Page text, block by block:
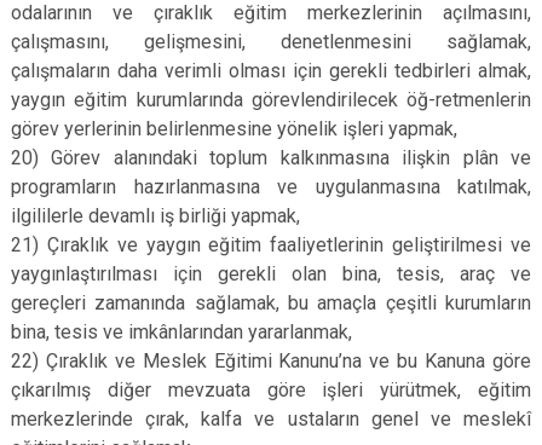
odalarının ve çıraklık eğitim merkezlerinin açılmasını,
çalışmasını, gelişmesini, denetlenmesini sağlamak,
çalışmaların daha verimli olması için gerekli tedbirleri almak,
yaygın eğitim kurumlarında görevlendirilecek öğ-retmenlerin
görev yerlerinin belirlenmesine yönelik işleri yapmak,
20) Görev alanındaki toplum kalkınmasına ilişkin plân ve
programların hazırlanmasına ve uygulanmasına katılmak,
ilgililerle devamlı iş birliği yapmak,
21) Çıraklık ve yaygın eğitim faaliyetlerinin geliştirilmesi ve
yaygınlaştırılması için gerekli olan bina, tesis, araç ve
gereçleri zamanında sağlamak, bu amaçla çeşitli kurumların
bina, tesis ve imkânlarından yararlanmak,
22) Çıraklık ve Meslek Eğitimi Kanunu’na ve bu Kanuna göre
çıkarılmış diğer mevzuata göre işleri yürütmek, eğitim
merkezlerinde çırak, kalfa ve ustaların genel ve meslekî